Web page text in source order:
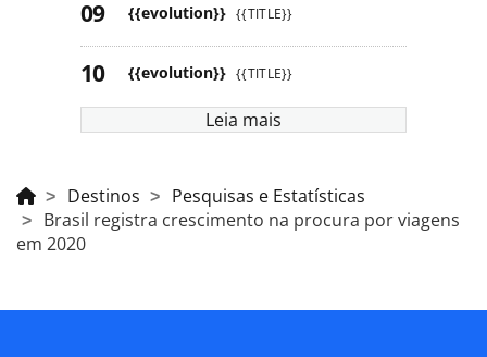
{{evolution}} {{TITLE}}
{{evolution}} {{TITLE}}
Leia mais
Destinos
Pesquisas e Estatísticas
Brasil registra crescimento na procura por viagens
em 2020